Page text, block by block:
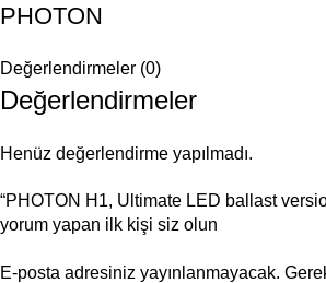
PHOTON
Değerlendirmeler (0)
Değerlendirmeler
Henüz değerlendirme yapılmadı.
“PHOTON H1, Ultimate LED ballast
yorum yapan ilk kişi siz olun
E-posta adresiniz yayınlanmayacak.